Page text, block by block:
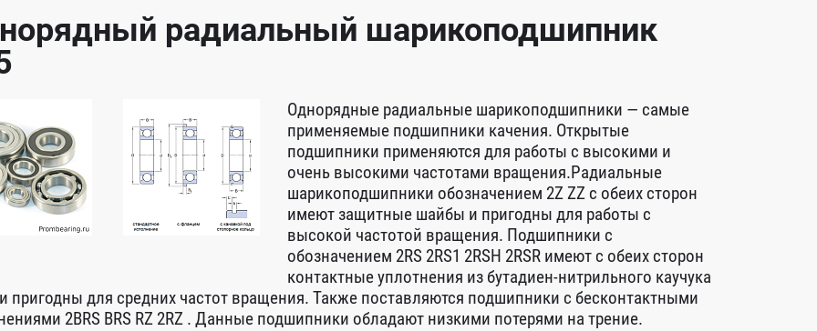
радиальный шарикоподшипник
Однорядные радиальные шарикоподшипники — самые
применяемые подшипники качения. Открытые
подшипники применяются для работы с высокими и
очень высокими частотами вращения.Радиальные
шарикоподшипники обозначением 2Z ZZ с обеих сторон
имеют защитные шайбы и пригодны для работы с
высокой частотой вращения. Подшипники с
обозначением 2RS 2RS1 2RSH 2RSR имеют с обеих сторон
контактные уплотнения из бутадиен-нитрильного каучука
пригодны для средних частот вращения. Также поставляются подшипники с бесконтактными
2BRS BRS RZ 2RZ . Данные подшипники обладают низкими потерями на трение.